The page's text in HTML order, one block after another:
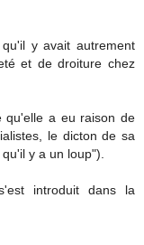
y avait autrement
et de droiture chez
qu'elle a eu raison de
le dicton de sa
y a un loup").
introduit dans la